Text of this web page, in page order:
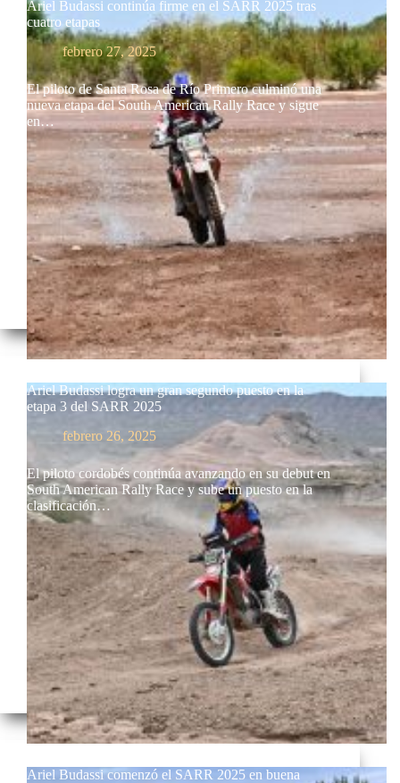
Ariel Budassi continúa firme en el SARR 2025 tras
cuatro etapas
febrero 27, 2025
El piloto de Santa Rosa de Río Primero culminó una
nueva etapa del South American Rally Race y sigue
en…
Ariel Budassi logra un gran segundo puesto en la
etapa 3 del SARR 2025
febrero 26, 2025
El piloto cordobés continúa avanzando en su debut en
South American Rally Race y sube un puesto en la
clasificación…
Ariel Budassi comenzó el SARR 2025 en buena